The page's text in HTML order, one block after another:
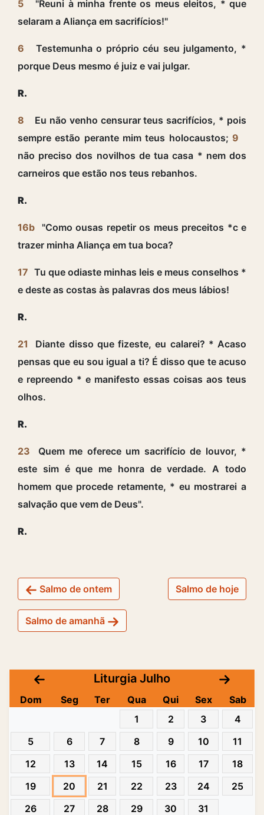
5
"Reuni à minha frente os meus eleitos, * que
selaram a Aliança em sacrifícios!"
6
Testemunha o próprio céu seu julgamento, *
porque Deus mesmo é juiz e vai julgar.
R.
8
Eu não venho censurar teus sacrifícios, * pois
sempre estão perante mim teus holocaustos; 9
não preciso dos novilhos de tua casa * nem dos
carneiros que estão nos teus rebanhos.
R.
16b
"Como ousas repetir os meus preceitos *c e
trazer minha Aliança em tua boca?
17 Tu que odiaste minhas leis e meus conselhos *
e deste as costas às palavras dos meus lábios!
R.
21
Diante disso que fizeste, eu calarei? * Acaso
pensas que eu sou igual a ti? É disso que te acuso
e repreendo * e manifesto essas coisas aos teus
olhos.
R.
23
Quem me oferece um sacrifício de louvor, *
este sim é que me honra de verdade. A todo
homem que procede retamente, * eu mostrarei a
salvação que vem de Deus".
R.
Salmo de ontem Salmo de hoje
Salmo de amanhã
Liturgia Julho
Dom Seg Ter Qua Qui Sex
Sab
1
2 3
4
5
6 7 8 9 10
11
12
13 14 15 16 17
18
19
20 21 22 23 24
25
26
27 28 29 30 31